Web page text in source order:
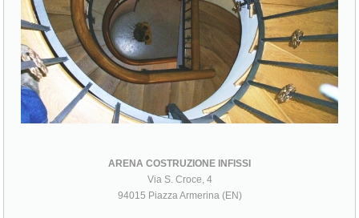
ARENA COSTRUZIONE INFISSI
Via S. Croce, 4
94015 Piazza Armerina (EN)